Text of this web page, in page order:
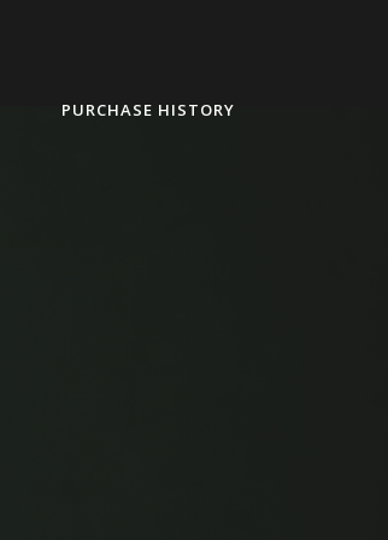
PURCHASE HISTORY